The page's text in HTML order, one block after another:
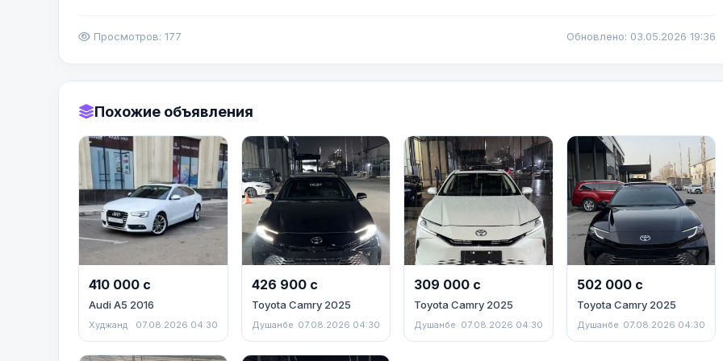
Просмотров: 177 Обновлено: 03.05.2026 19:36
Похожие объявления
410 000 с
Audi A5 2016
Худжанд 07.08.2026 04:30
426 900 с
Toyota Camry 2025
Душанбе 07.08.2026 04:30
309 000 с
Toyota Camry 2025
Душанбе 07.08.2026 04:30
502 000 с
Toyota Camry 2025
Душанбе 07.08.2026 04:30